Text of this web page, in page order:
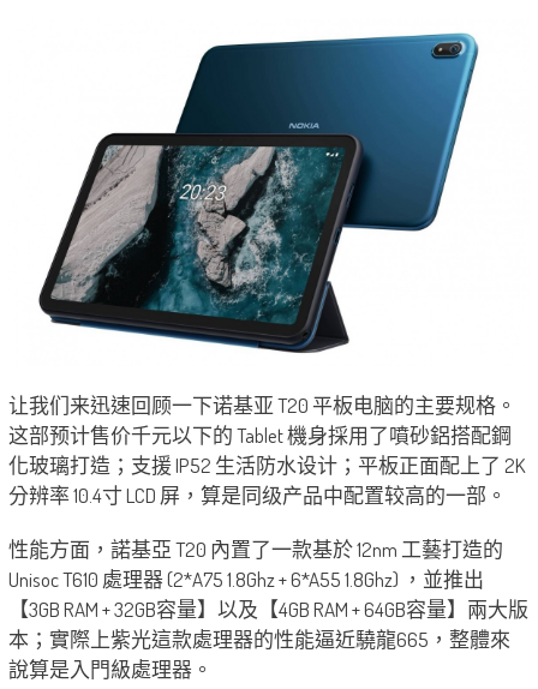
让我们来迅速回顾一下诺基亚 T20 平板电脑的主要规格。
这部预计售价千元以下的 Tablet 機身採用了噴砂鋁搭配鋼
化玻璃打造；支援 IP52 生活防水设计；平板正面配上了 2K
分辨率 10.4寸 LCD 屏，算是同级产品中配置较高的一部。
性能方面，諾基亞 T20 內置了一款基於 12nm 工藝打造的
Unisoc T610 處理器 (2*A75 1.8Ghz + 6*A55 1.8Ghz) ，並推出
【3GB RAM + 32GB容量】以及【4GB RAM + 64GB容量】兩大版
本；實際上紫光這款處理器的性能逼近驍龍665，整體來
說算是入門級處理器。